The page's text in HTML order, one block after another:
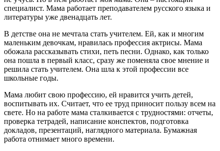
специалист. Мама работает преподавателем русского языка и
литературы уже двенадцать лет.
В детстве она не мечтала стать учителем. Ей, как и многим
маленьким девочкам, нравилась профессия актрисы. Мама
обожала рассказывать стихи, петь песни. Однако, как только
она пошла в первый класс, сразу же поменяла свое мнение и
решила стать учителем. Она шла к этой профессии все
школьные годы.
Мама любит свою профессию, ей нравится учить детей,
воспитывать их. Считает, что ее труд приносит пользу всем на
свете. Но на работе мама сталкивается с трудностями: отчеты,
проверка тетрадей, написание конспектов, подготовка
докладов, презентаций, наглядного материала. Бумажная
работа отнимает много времени.